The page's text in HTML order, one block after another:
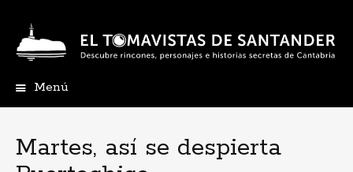
Menú
Martes, así se despierta